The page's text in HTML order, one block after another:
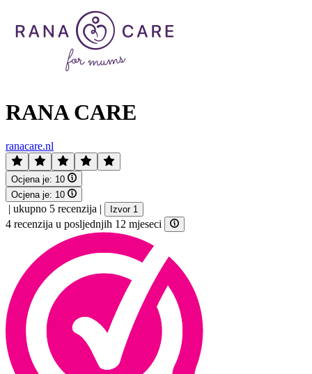
RANA CARE
ranacare.nl
Ocjena je: 10
Ocjena je: 10
| ukupno 5 recenzija | Izvor 1
4 recenzija u posljednjih 12 mjeseci